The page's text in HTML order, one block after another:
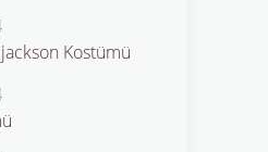
Kostümü